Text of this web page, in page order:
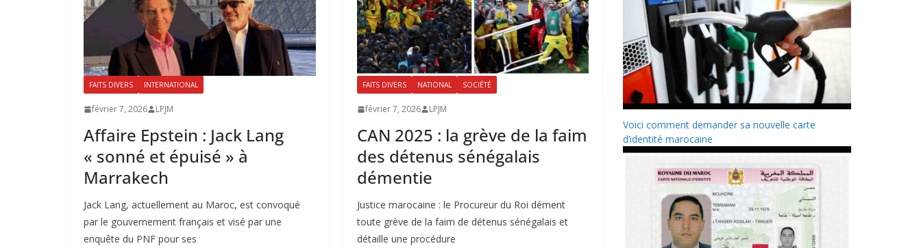
FAITS DIVERS INTERNATIONAL
février 7, 2026 LPJM
Affaire Epstein : Jack Lang
« sonné et épuisé » à
Marrakech
Jack Lang, actuellement au Maroc, est convoqué
par le gouvernement français et visé par une
enquête du PNF pour ses
FAITS DIVERS NATIONAL SOCIÉTÉ
février 7, 2026 LPJM
CAN 2025 : la grève de la faim
des détenus sénégalais
démentie
Justice marocaine : le Procureur du Roi dément
toute grève de la faim de détenus sénégalais et
détaille une procédure
Voici comment demander sa nouvelle carte
d’identité marocaine